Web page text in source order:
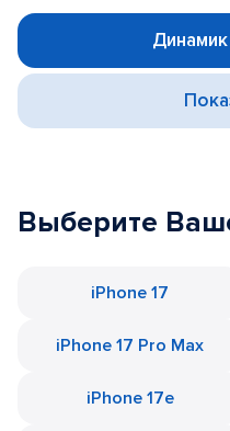
Выберите
iPhone 17
iPhone 17 Pro Max
iPhone 17e